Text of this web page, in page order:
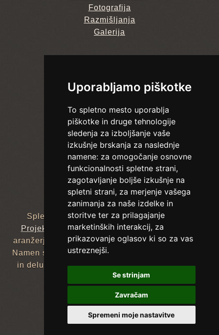
Uporabljamo piškotke
To spletno mesto uporablja
piškotke in druge tehnologije
sledenja za izboljšanje vaše
izkušnje brskanja za naslednje
namene: za omogočanje osnovne
funkcionalnosti spletne strani,
zagotavljanje boljše izkušnje na
spletni strani, za merjenje vašega
zanimanja za naše izdelke in
storitve ter za prilagajanje
marketinških interakcij, za
prikazovanje oglasov ki so za vas
ustreznejši.
Se strinjam
Zavračam
Spremeni moje nastavitve
Fotografija
Razmišljanja
Galerija
info@bojan-adamic.si
Spletna stran je nastala leta 2012 v okviru
Projekta ob 100. obletnici rojstvaskladatelja,
aranžerja, dirigenta in fotografa Bojana Adamiča.
Namen strani je informiranje o njegovem življenju
in delu. Kontaktna oseba je njegova hči Alenka
Adamič.
© 2026 bojan-adamic.si